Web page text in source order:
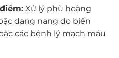
Xử lý phù hoàng
dạng nang do biến
các bệnh lý mạch máu